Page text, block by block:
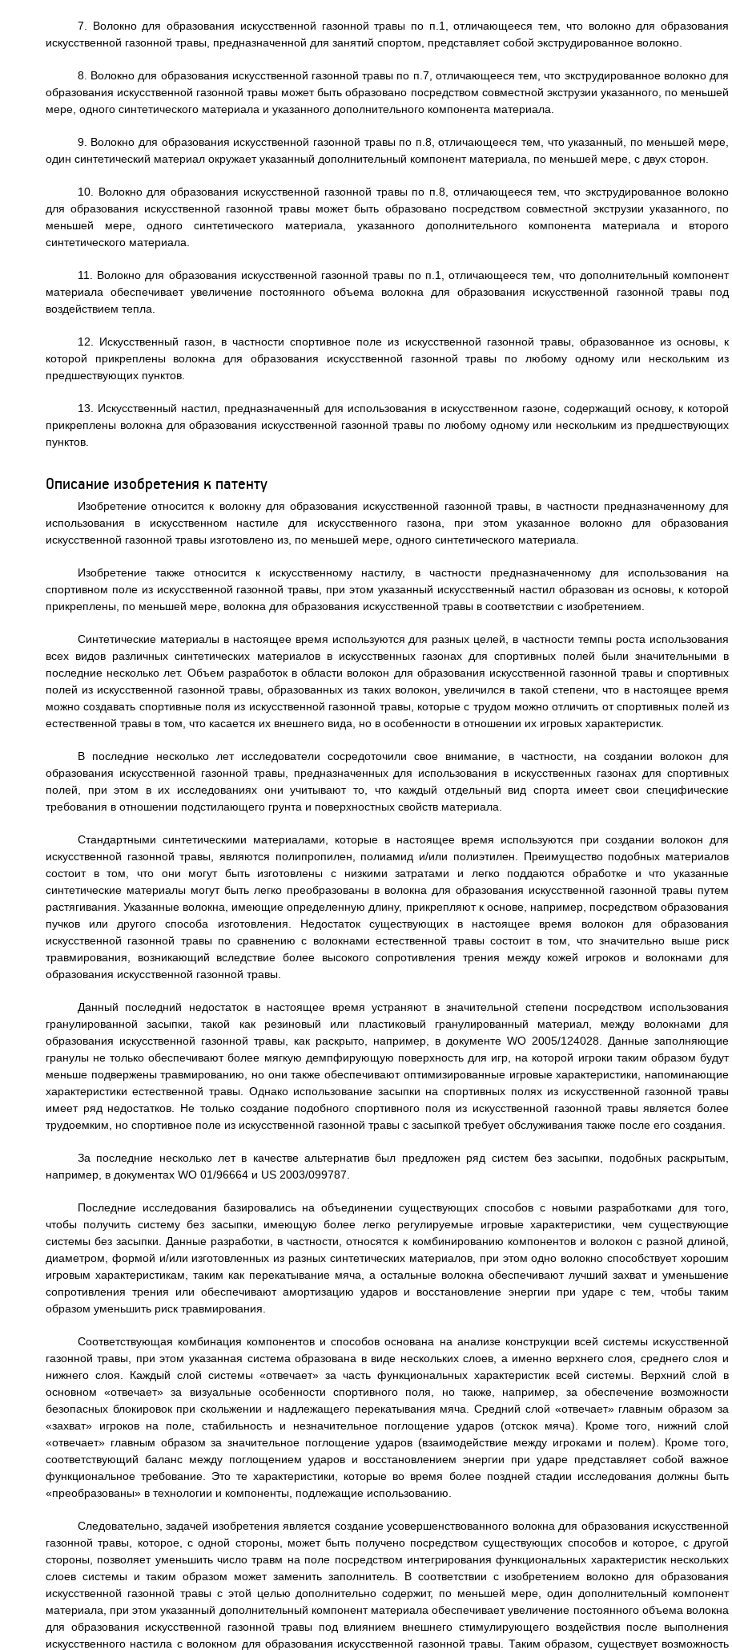
7. Волокно для образования искусственной газонной травы по п.1, отличающееся тем, что волокно для образования
искусственной газонной травы, предназначенной для занятий спортом, представляет собой экструдированное волокно.
8. Волокно для образования искусственной газонной травы по п.7, отличающееся тем, что экструдированное волокно для
образования искусственной газонной травы может быть образовано посредством совместной экструзии указанного, по меньшей
мере, одного синтетического материала и указанного дополнительного компонента материала.
9. Волокно для образования искусственной газонной травы по п.8, отличающееся тем, что указанный, по меньшей мере,
один синтетический материал окружает указанный дополнительный компонент материала, по меньшей мере, с двух сторон.
10. Волокно для образования искусственной газонной травы по п.8, отличающееся тем, что экструдированное волокно
для образования искусственной газонной травы может быть образовано посредством совместной экструзии указанного, по
меньшей мере, одного синтетического материала, указанного дополнительного компонента материала и второго
синтетического материала.
11. Волокно для образования искусственной газонной травы по п.1, отличающееся тем, что дополнительный компонент
материала обеспечивает увеличение постоянного объема волокна для образования искусственной газонной травы под
воздействием тепла.
12. Искусственный газон, в частности спортивное поле из искусственной газонной травы, образованное из основы, к
которой прикреплены волокна для образования искусственной газонной травы по любому одному или нескольким из
предшествующих пунктов.
13. Искусственный настил, предназначенный для использования в искусственном газоне, содержащий основу, к которой
прикреплены волокна для образования искусственной газонной травы по любому одному или нескольким из предшествующих
пунктов.
Описание изобретения к патенту
Изобретение относится к волокну для образования искусственной газонной травы, в частности предназначенному для
использования в искусственном настиле для искусственного газона, при этом указанное волокно для образования
искусственной газонной травы изготовлено из, по меньшей мере, одного синтетического материала.
Изобретение также относится к искусственному настилу, в частности предназначенному для использования на
спортивном поле из искусственной газонной травы, при этом указанный искусственный настил образован из основы, к которой
прикреплены, по меньшей мере, волокна для образования искусственной травы в соответствии с изобретением.
Синтетические материалы в настоящее время используются для разных целей, в частности темпы роста использования
всех видов различных синтетических материалов в искусственных газонах для спортивных полей были значительными в
последние несколько лет. Объем разработок в области волокон для образования искусственной газонной травы и спортивных
полей из искусственной газонной травы, образованных из таких волокон, увеличился в такой степени, что в настоящее время
можно создавать спортивные поля из искусственной газонной травы, которые с трудом можно отличить от спортивных полей из
естественной травы в том, что касается их внешнего вида, но в особенности в отношении их игровых характеристик.
В последние несколько лет исследователи сосредоточили свое внимание, в частности, на создании волокон для
образования искусственной газонной травы, предназначенных для использования в искусственных газонах для спортивных
полей, при этом в их исследованиях они учитывают то, что каждый отдельный вид спорта имеет свои специфические
требования в отношении подстилающего грунта и поверхностных свойств материала.
Стандартными синтетическими материалами, которые в настоящее время используются при создании волокон для
искусственной газонной травы, являются полипропилен, полиамид и/или полиэтилен. Преимущество подобных материалов
состоит в том, что они могут быть изготовлены с низкими затратами и легко поддаются обработке и что указанные
синтетические материалы могут быть легко преобразованы в волокна для образования искусственной газонной травы путем
растягивания. Указанные волокна, имеющие определенную длину, прикрепляют к основе, например, посредством образования
пучков или другого способа изготовления. Недостаток существующих в настоящее время волокон для образования
искусственной газонной травы по сравнению с волокнами естественной травы состоит в том, что значительно выше риск
травмирования, возникающий вследствие более высокого сопротивления трения между кожей игроков и волокнами для
образования искусственной газонной травы.
Данный последний недостаток в настоящее время устраняют в значительной степени посредством использования
гранулированной засыпки, такой как резиновый или пластиковый гранулированный материал, между волокнами для
образования искусственной газонной травы, как раскрыто, например, в документе WO 2005/124028. Данные заполняющие
гранулы не только обеспечивают более мягкую демпфирующую поверхность для игр, на которой игроки таким образом будут
меньше подвержены травмированию, но они также обеспечивают оптимизированные игровые характеристики, напоминающие
характеристики естественной травы. Однако использование засыпки на спортивных полях из искусственной газонной травы
имеет ряд недостатков. Не только создание подобного спортивного поля из искусственной газонной травы является более
трудоемким, но спортивное поле из искусственной газонной травы с засыпкой требует обслуживания также после его создания.
За последние несколько лет в качестве альтернатив был предложен ряд систем без засыпки, подобных раскрытым,
например, в документах WO 01/96664 и US 2003/099787.
Последние исследования базировались на объединении существующих способов с новыми разработками для того,
чтобы получить систему без засыпки, имеющую более легко регулируемые игровые характеристики, чем существующие
системы без засыпки. Данные разработки, в частности, относятся к комбинированию компонентов и волокон с разной длиной,
диаметром, формой и/или изготовленных из разных синтетических материалов, при этом одно волокно способствует хорошим
игровым характеристикам, таким как перекатывание мяча, а остальные волокна обеспечивают лучший захват и уменьшение
сопротивления трения или обеспечивают амортизацию ударов и восстановление энергии при ударе с тем, чтобы таким
образом уменьшить риск травмирования.
Соответствующая комбинация компонентов и способов основана на анализе конструкции всей системы искусственной
газонной травы, при этом указанная система образована в виде нескольких слоев, а именно верхнего слоя, среднего слоя и
нижнего слоя. Каждый слой системы «отвечает» за часть функциональных характеристик всей системы. Верхний слой в
основном «отвечает» за визуальные особенности спортивного поля, но также, например, за обеспечение возможности
безопасных блокировок при скольжении и надлежащего перекатывания мяча. Средний слой «отвечает» главным образом за
«захват» игроков на поле, стабильность и незначительное поглощение ударов (отскок мяча). Кроме того, нижний слой
«отвечает» главным образом за значительное поглощение ударов (взаимодействие между игроками и полем). Кроме того,
соответствующий баланс между поглощением ударов и восстановлением энергии при ударе представляет собой важное
функциональное требование. Это те характеристики, которые во время более поздней стадии исследования должны быть
«преобразованы» в технологии и компоненты, подлежащие использованию.
Следовательно, задачей изобретения является создание усовершенствованного волокна для образования искусственной
газонной травы, которое, с одной стороны, может быть получено посредством существующих способов и которое, с другой
стороны, позволяет уменьшить число травм на поле посредством интегрирования функциональных характеристик нескольких
слоев системы и таким образом может заменить заполнитель. В соответствии с изобретением волокно для образования
искусственной газонной травы с этой целью дополнительно содержит, по меньшей мере, один дополнительный компонент
материала, при этом указанный дополнительный компонент материала обеспечивает увеличение постоянного объема волокна
для образования искусственной газонной травы под влиянием внешнего стимулирующего воздействия после выполнения
искусственного настила с волокном для образования искусственной газонной травы. Таким образом, существует возможность